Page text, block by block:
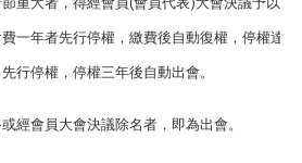
一年者先行停權，繳費後自動復權，停權達
行停權，停權三年後自動出會。
經會員大會決議除名者，即為出會。